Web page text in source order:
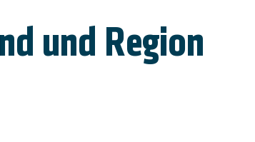
und Region